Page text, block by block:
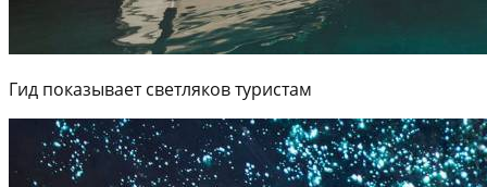
Гид показывает светляков туристам